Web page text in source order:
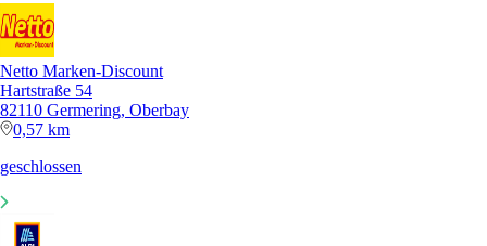
Netto Marken-Discount
Hartstraße 54
82110 Germering, Oberbay
0,57 km
geschlossen